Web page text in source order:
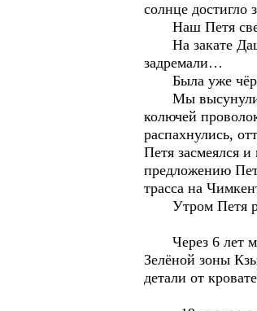
солнце достигло
Наш Петя
На закате Даша
задремали…
Была уже
Мы высунулись
колючей
распахнулись,
Петя засмеялся
предложению
трасса на
Утром Петя
Через 6 лет
Зелёной зоны
детали от